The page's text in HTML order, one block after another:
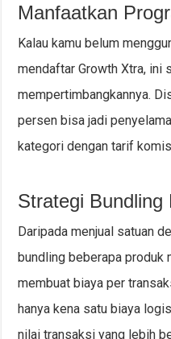
Manfaatkan
Kalau kamu belum
mendaftar Growth Xtra, ini
mempertimbangkannya.
persen bisa jadi
kategori dengan tarif
Strategi Bundling
Daripada menjual satuan
bundling beberapa produk
membuat biaya per
hanya kena satu biaya
nilai transaksi yang lebih